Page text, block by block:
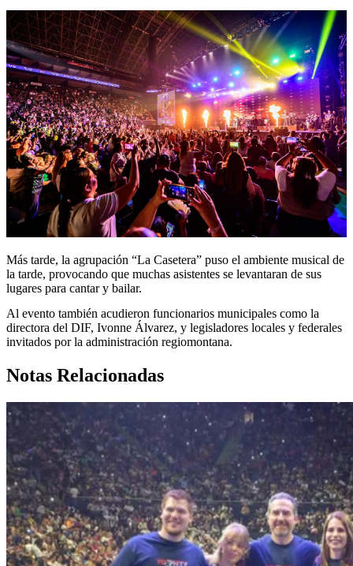
Más tarde, la agrupación “La Casetera” puso el ambiente musical de
la tarde, provocando que muchas asistentes se levantaran de sus
lugares para cantar y bailar.
Al evento también acudieron funcionarios municipales como la
directora del DIF, Ivonne Álvarez, y legisladores locales y federales
invitados por la administración regiomontana.
Notas Relacionadas